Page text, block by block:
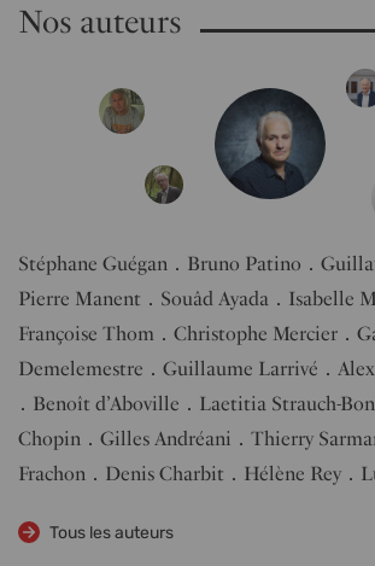
Nos auteurs
Stéphane Guégan Bruno Patino
Pierre Manent
Souâd Ayada
Isabelle
Françoise Thom
Christophe Mercier
Demelemestre
Guillaume Larrivé
Benoît d’Aboville
Laetitia Strauch-
Chopin
Gilles Andréani Thierry
Frachon
Denis Charbit Hélène Rey
Tous les auteurs